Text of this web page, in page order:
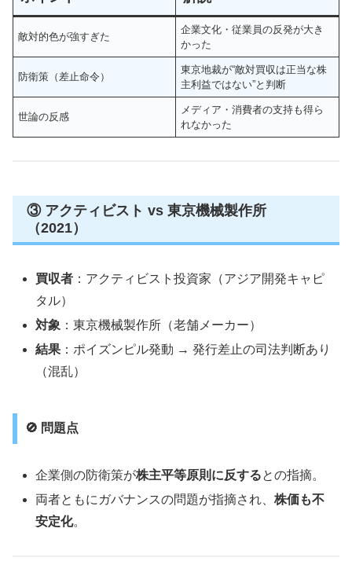
敵対的色が強すぎた
企業文化・従業員の反発が大き
かった
防衛策（差止命令）
東京地裁が“敵対買収は正当な株
主利益ではない”と判断
世論の反感
メディア・消費者の支持も得ら
れなかった
③ アクティビスト vs 東京機械製作所
（2021）
買収者 ：アクティビスト投資家（アジア開発キャピ
タル）
対象 ：東京機械製作所（老舗メーカー）
結果 ：ポイズンピル発動 → 発行差止の司法判断あり
（混乱）
🚫 問題点
企業側の防衛策が株主平等原則に反するとの指摘。
両者ともにガバナンスの問題が指摘され、株価も不
安定化。